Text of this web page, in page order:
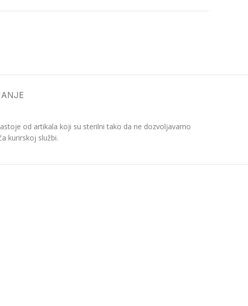
od artikala koji su sterilni tako da ne dozvoljavamo
kurirskoj službi.